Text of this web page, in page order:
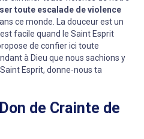
toute escalade de violence
ce monde. La douceur est un
facile quand le Saint Esprit
de confier ici toute
à Dieu que nous sachions y
Esprit, donne-nous ta
de Crainte de